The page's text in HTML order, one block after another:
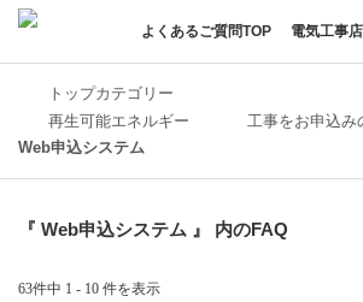
よくあるご質問TOP 電気工事
トップカテゴリー
再生可能エネルギー
工事をお申込み
Web申込システム
『 Web申込システム 』 内のFAQ
63件中 1 - 10 件を表示